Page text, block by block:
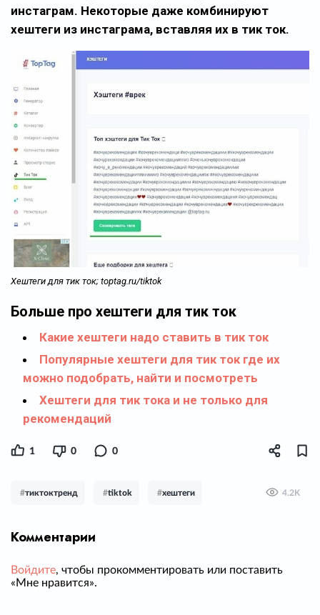
инстаграм. Некоторые даже комбинируют
хештеги из инстаграма, вставляя их в тик ток.
Хештеги для тик ток; toptag.ru/tiktok
Больше про хештеги для тик ток
Какие хештеги надо ставить в тик ток
Популярные хештеги для тик ток где их
можно подобрать, найти и посмотреть
Хештеги для тик тока и не только для
рекомендаций
1 0 0
#тиктоктренд #tiktok #хештеги 4.2K
Комментарии
Войдите, чтобы прокомментировать или поставить
«Мне нравится».